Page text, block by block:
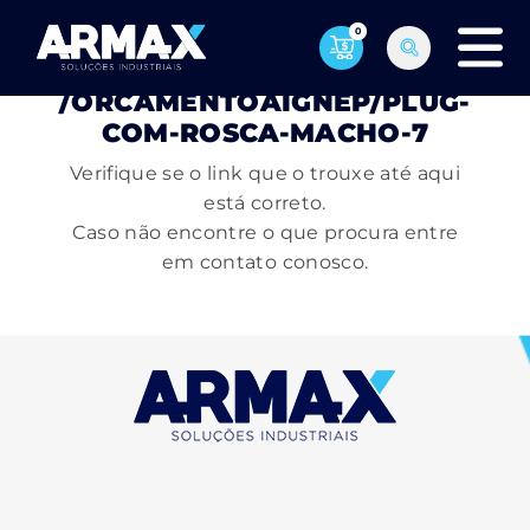
0
PÁGINA NÃO ENCONTRADA
/ORCAMENTOAIGNEP/PLUG-
COM-ROSCA-MACHO-7
Verifique se o link que o trouxe até aqui
está correto.
Caso não encontre o que procura entre
em contato conosco.